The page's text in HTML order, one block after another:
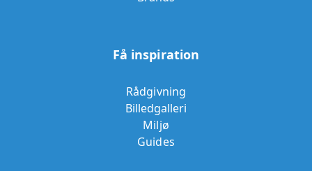
Få inspiration
Rådgivning
Billedgalleri
Miljø
Guides